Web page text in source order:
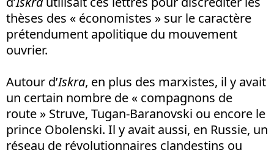
thèses des « économistes » sur le caractère
prétendument apolitique du mouvement
ouvrier.
Autour d’Iskra, en plus des marxistes, il y avait
un certain nombre de « compagnons de
route » Struve, Tugan-Baranovski ou encore le
prince Obolenski. Il y avait aussi, en Russie, un
réseau de révolutionnaires clandestins ou